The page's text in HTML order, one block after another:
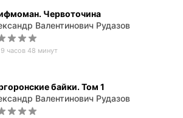
Червоточина
Валентинович Рудазов
9 часов 48 минут
байки. Том 1
Валентинович Рудазов